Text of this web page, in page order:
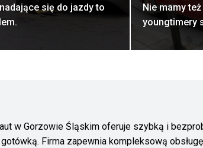
się do jazdy to
Nie mamy
youngtimery
w Gorzowie Śląskim oferuje szybką i
Firma zapewnia kompleksową